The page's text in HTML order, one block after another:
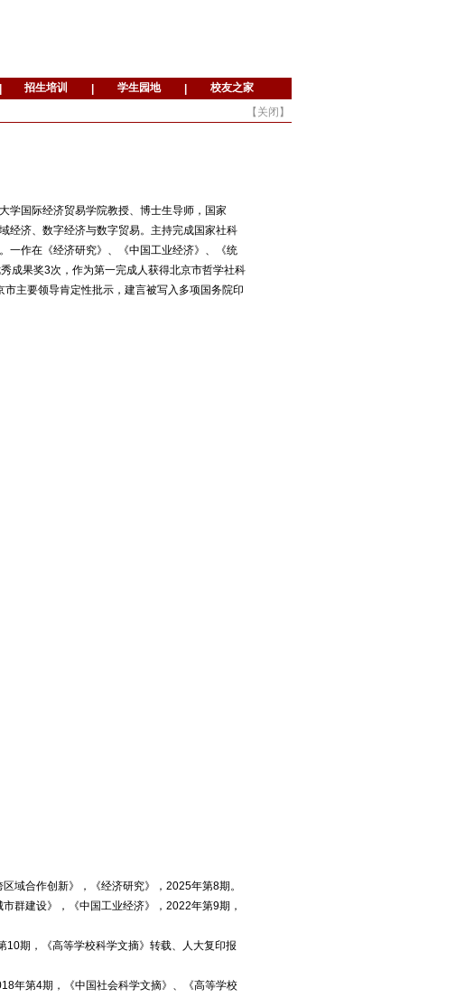
【 关闭 】
学国际经济贸易学院教授、博士生导师，国家
经济、数字经济与数字贸易。主持完成国家社科
一作在《经济研究》、《中国工业经济》、《统
成果奖3次，作为第一完成人获得北京市哲学社科
主要领导肯定性批示，建言被写入多项国务院印
域合作创新》，《经济研究》，2025年第8期。
群建设》，《中国工业经济》，2022年第9期，
期，《高等学校科学文摘》转载、人大复印报
年第4期，《中国社会科学文摘》、《高等学校